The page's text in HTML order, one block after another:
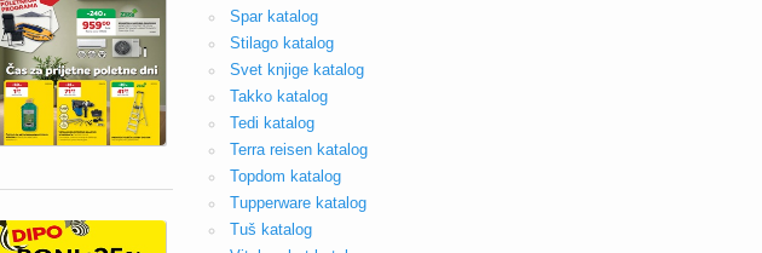
Spar katalog
Stilago katalog
Svet knjige katalog
Takko katalog
Tedi katalog
Terra reisen katalog
Topdom katalog
Tupperware katalog
Tuš katalog